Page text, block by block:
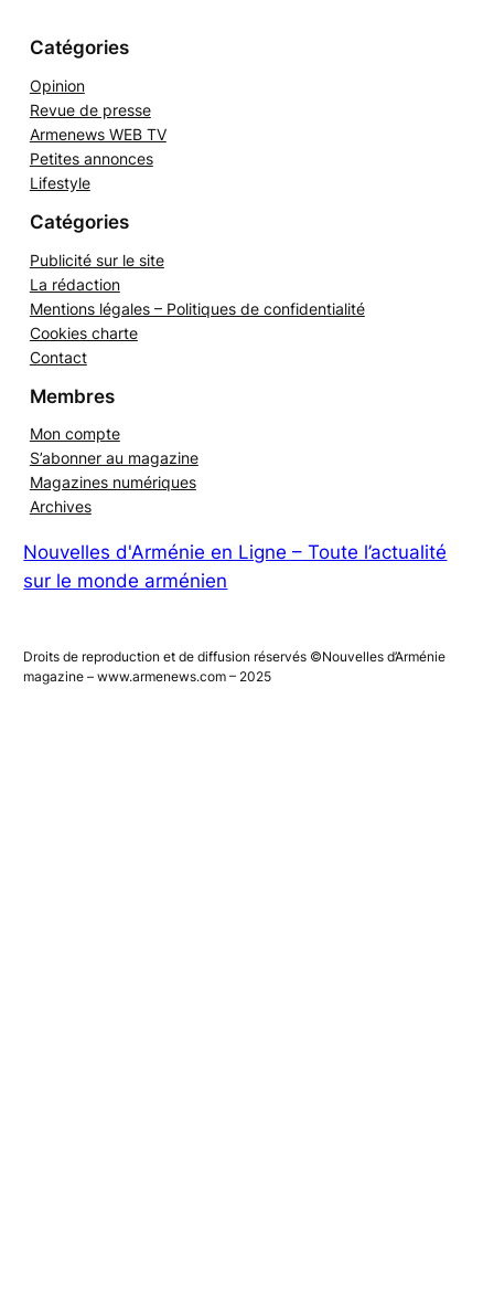
r
Opinion
Revue de presse
Armenews WEB TV
Petites annonces
Publicité sur le site
La rédaction
Mentions légales – Politiques de confidentialité
Cookies charte
Mon compte
S’abonner au magazine
Magazines numériques
Nouvelles d'Arménie en Ligne – Toute l’actualité
Droits de reproduction et de diffusion réservés ©Nouvelles d’Arménie